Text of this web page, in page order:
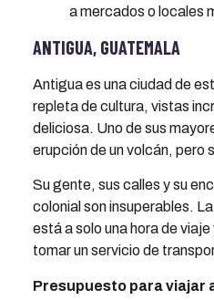
a mercados o locales
ANTIGUA, GUATEMALA
Antigua es una ciudad de
repleta de cultura, vistas
deliciosa. Uno de sus
erupción de un volcán, pero
Su gente, sus calles y su
colonial son insuperables.
está a solo una hora de
tomar un servicio de
Presupuesto para viajar